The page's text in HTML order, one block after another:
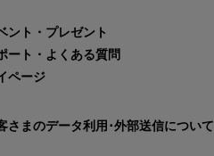
ント・プレゼント
ート・よくある質問
ページ
さまのデータ利用･外部送信について